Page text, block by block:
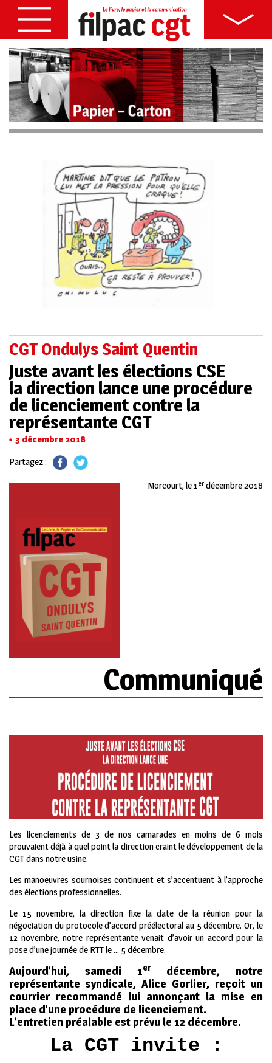
CGT Ondulys Saint Quentin
Juste avant les élections CSE
la direction lance une procédure
de licenciement contre la
représentante CGT
3 décembre 2018
Partagez :
Morcourt, le 1er décembre 2018
Communiqué
Les licenciements de 3 de nos camarades en moins de 6 mois
prouvaient déjà à quel point la direction craint le développement de la
CGT dans notre usine.
Les manoeuvres sournoises continuent et s’accentuent à l’approche
des élections professionnelles.
Le 15 novembre, la direction fixe la date de la réunion pour la
négociation du protocole d’accord préélectoral au 5 décembre. Or, le
12 novembre, notre représentante venait d’avoir un accord pour la
pose d’une journée de RTT le … 5 décembre.
Aujourd’hui, samedi 1erdécembre, notre
représentante syndicale, Alice Gorlier, reçoit un
courrier recommandé lui annonçant la mise en
place d’une procédure de licenciement.
L’entretien préalable est prévu le 12 décembre.
La CGT invite :